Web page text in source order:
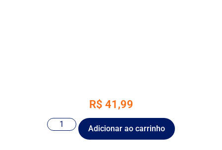
R$ 41,99
Adicionar ao carrinho